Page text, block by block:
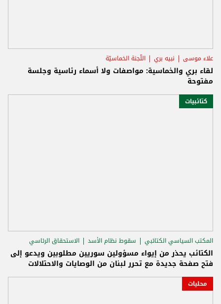
علاء موسى نبيه بري اللّجنة الخماسيّة
لقاء بري والخماسية: مواصفات ولا أسماء رئاسية وجلسة
مفتوحة
كتائبيات
المكتب السياسي الكتائبي سقوط نظام الأسد الاستحقاق الرئاسي
الكتائب يحذر من إيواء مسؤولين سوريين مطلوبين ويدعو إلى
فتح صفحة جديدة مع تحرر لبنان من الوصايات والاحتلالات
محليات